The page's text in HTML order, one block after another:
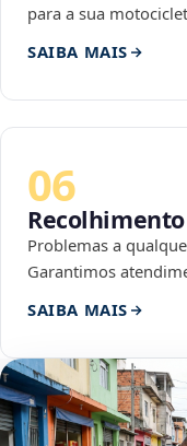
para a sua
SAIBA MAIS
06
Problemas a
Garantimos
SAIBA MAIS